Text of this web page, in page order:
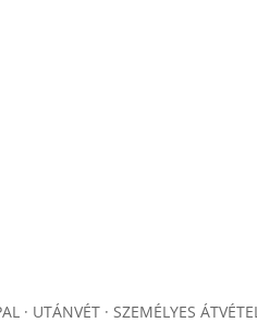
· UTÁNVÉT · SZEMÉLYES